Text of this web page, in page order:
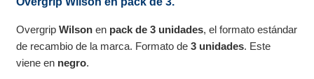
OvergripWilson en pack de 3 unidades, el formato estándar
de recambio de la marca. Formato de3 unidades. Este
viene en negro.